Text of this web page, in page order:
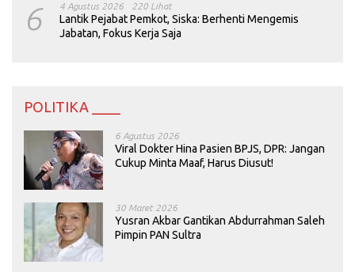
6 4 Agustus 2026 220 Lihat
Lantik Pejabat Pemkot, Siska: Berhenti Mengemis
Jabatan, Fokus Kerja Saja
POLITIKA ____
6 Agustus 2026
Viral Dokter Hina Pasien BPJS, DPR: Jangan
Cukup Minta Maaf, Harus Diusut!
30 Maret 2026
Yusran Akbar Gantikan Abdurrahman Saleh
Pimpin PAN Sultra